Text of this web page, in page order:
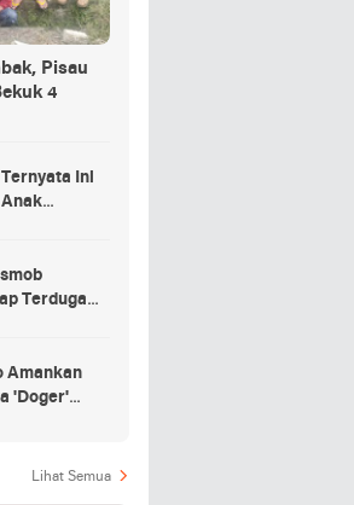
Pisau
4
Ini
Terduga
Amankan
'Doger'
Lihat Semua